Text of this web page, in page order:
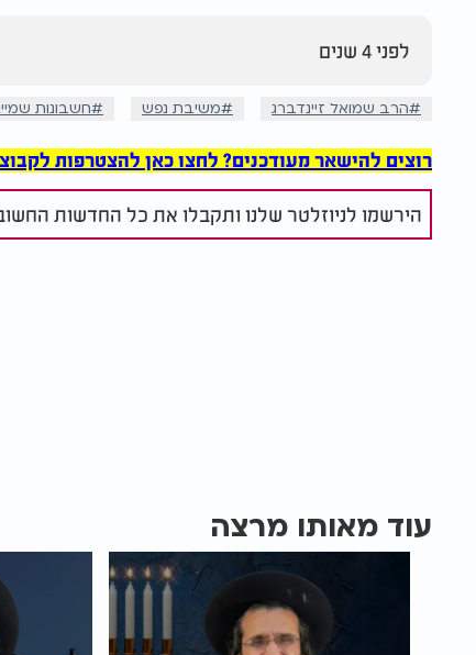
לפני 4 שנים
הרב שמואל זיינדברג משיבת נפש חשבונות
רוצים להישאר מעודכנים? לחצו כאן להצטרפות לקבוצות
הירשמו לניוזלטר שלנו ותקבלו את כל החדשות
עוד מאותו מרצה